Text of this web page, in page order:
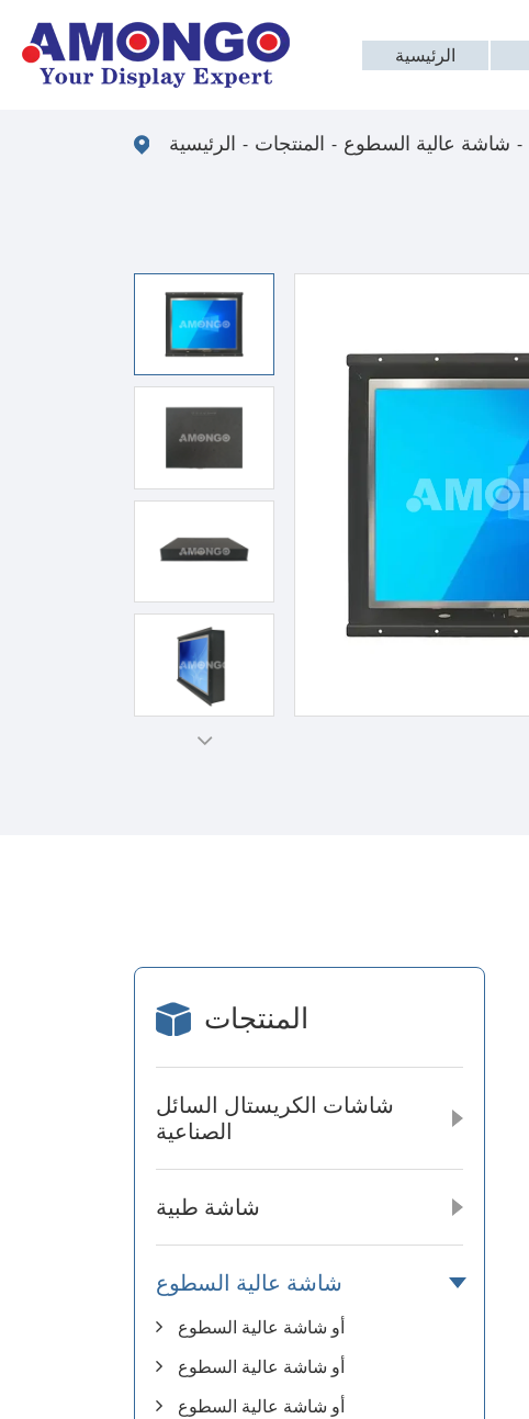
الرئيسية
الرئيسية المنتجات شاشة عالية السطوع
المنتجات
شاشات الكريستال السائل
الصناعية
شاشة طبية
شاشة عالية السطوع
أو شاشة عالية السطوع
أو شاشة عالية السطوع
أو شاشة عالية السطوع